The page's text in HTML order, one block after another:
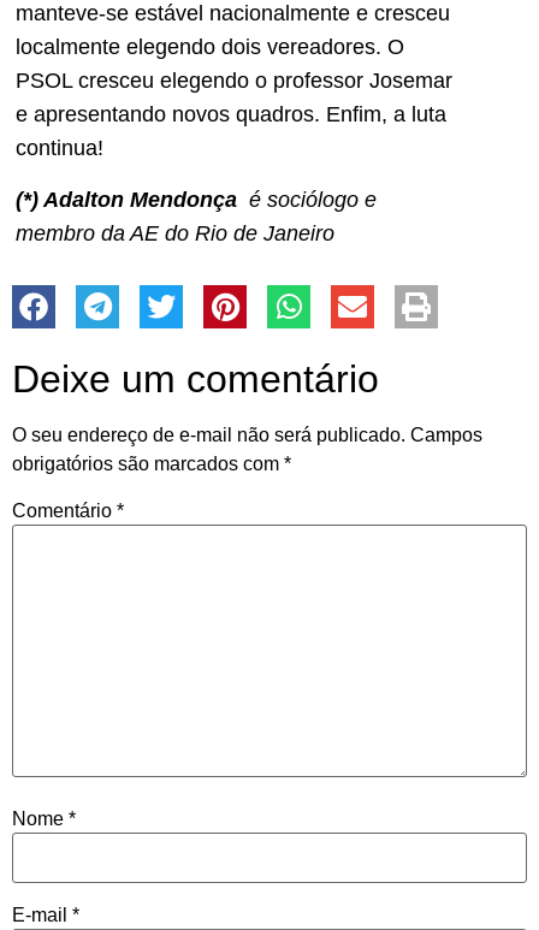
manteve-se estável nacionalmente e cresceu
localmente elegendo dois vereadores. O
PSOL cresceu elegendo o professor Josemar
e apresentando novos quadros. Enfim, a luta
continua!
(*) Adalton Mendonça é sociólogo e
membro da AE do Rio de Janeiro
Deixe um comentário
O seu endereço de e-mail não será publicado. Campos
obrigatórios são marcados com *
Comentário *
Nome *
E-mail *